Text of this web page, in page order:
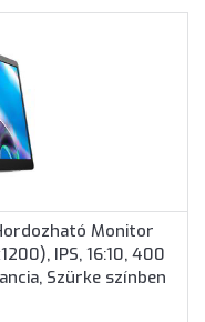
Monitor
IPS, 16:10, 400
Szürke színben